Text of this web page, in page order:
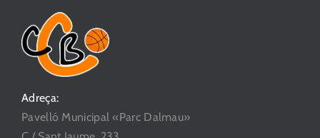
Adreça:
Pavelló Municipal «Parc Dalmau»